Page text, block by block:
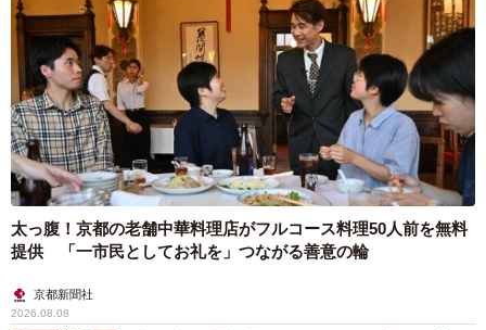
同時に悔しさもある。その悔しさとは、二児のパパとして
のものだ。「自分の娘たちが小さい頃にこの効果を知って
いればよかったと思います。どうして20数年後になってわ
かるんだっ!?と…まずそこが悔しい。というのも長女が夜
泣きをする子だったので、僕が夜中の2時くらいに娘を車に
乗せて夜泣きドライブをしていた時期があるからです」と
世のパパ同様に子育てに奮闘していた素顔を明かす。
ならばなおのこと聴いてみたい、幸せな家庭を築いた今の
反町が歌うセルフカバー版を。しかし当の御本人は「歌っ
てほしい、と頼まれたことはありますけど…さすがに勘弁
太っ腹！京都の老舗中華料理店がフルコース料理50人前を無料
提供 「一市民としてお礼を」つながる善意の輪
京都新聞社
2026.08.08